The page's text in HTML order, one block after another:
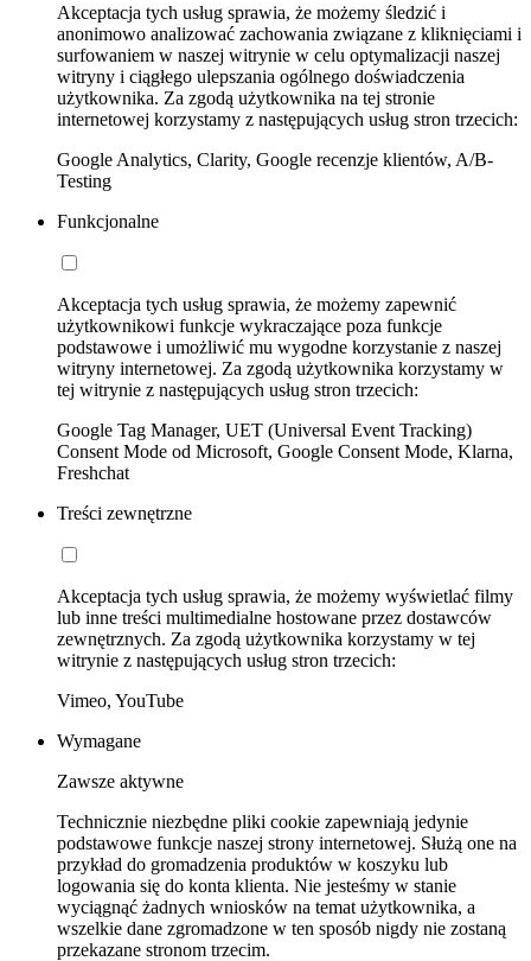
Akceptacja tych usług sprawia, że możemy śledzić i
anonimowo analizować zachowania związane z kliknięciami i
surfowaniem w naszej witrynie w celu optymalizacji naszej
witryny i ciągłego ulepszania ogólnego doświadczenia
użytkownika. Za zgodą użytkownika na tej stronie
internetowej korzystamy z następujących usług stron trzecich:
Google Analytics, Clarity, Google recenzje klientów, A/B-
Testing
Funkcjonalne
Akceptacja tych usług sprawia, że możemy zapewnić
użytkownikowi funkcje wykraczające poza funkcje
podstawowe i umożliwić mu wygodne korzystanie z naszej
witryny internetowej. Za zgodą użytkownika korzystamy w
tej witrynie z następujących usług stron trzecich:
Google Tag Manager, UET (Universal Event Tracking)
Consent Mode od Microsoft, Google Consent Mode, Klarna,
Freshchat
Treści zewnętrzne
Akceptacja tych usług sprawia, że możemy wyświetlać filmy
lub inne treści multimedialne hostowane przez dostawców
zewnętrznych. Za zgodą użytkownika korzystamy w tej
witrynie z następujących usług stron trzecich:
Vimeo, YouTube
Wymagane
Zawsze aktywne
Technicznie niezbędne pliki cookie zapewniają jedynie
podstawowe funkcje naszej strony internetowej. Służą one na
przykład do gromadzenia produktów w koszyku lub
logowania się do konta klienta. Nie jesteśmy w stanie
wyciągnąć żadnych wniosków na temat użytkownika, a
wszelkie dane zgromadzone w ten sposób nigdy nie zostaną
przekazane stronom trzecim.